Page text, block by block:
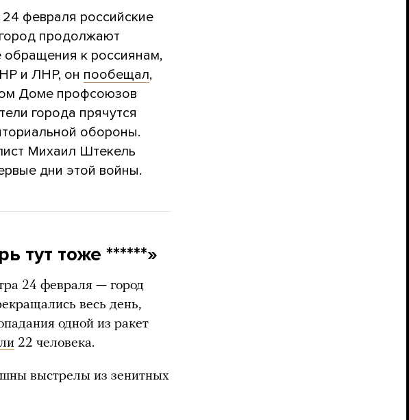
февраля российские
продолжают
обращения к россиянам,
и ЛНР, он пообещал,
Доме профсоюзов
города прячутся
обороны.
Михаил Штекель
дни этой войны.
тут тоже ******»
24 февраля — город
весь день,
одной из ракет
22 человека.
выстрелы из зенитных